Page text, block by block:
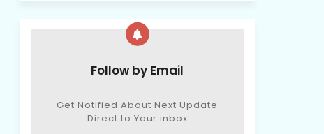
Follow by Email
Get Notified About Next Update
Direct to Your inbox